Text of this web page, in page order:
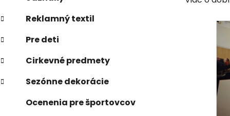
Reklamný textil
Pre deti
Cirkevné predmety
Sezónne dekorácie
Ocenenia pre športovcov